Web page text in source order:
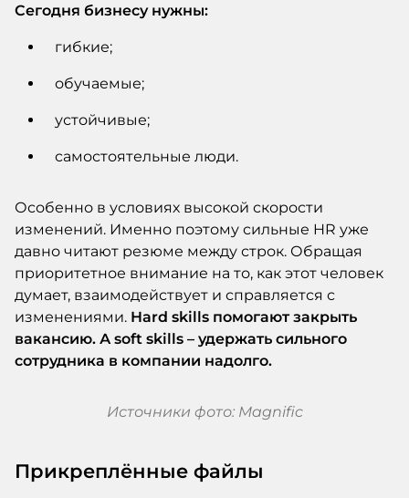
Сегодня бизнесу нужны:
гибкие;
обучаемые;
устойчивые;
самостоятельные люди.
Особенно в условиях высокой скорости
изменений. Именно поэтому сильные HR уже
давно читают резюме между строк. Обращая
приоритетное внимание на то, как этот человек
думает, взаимодействует и справляется с
изменениями. Hard skills помогают закрыть
вакансию. А soft skills – удержать сильного
сотрудника в компании надолго.
Источники фото: Magnific
Прикреплённые файлы